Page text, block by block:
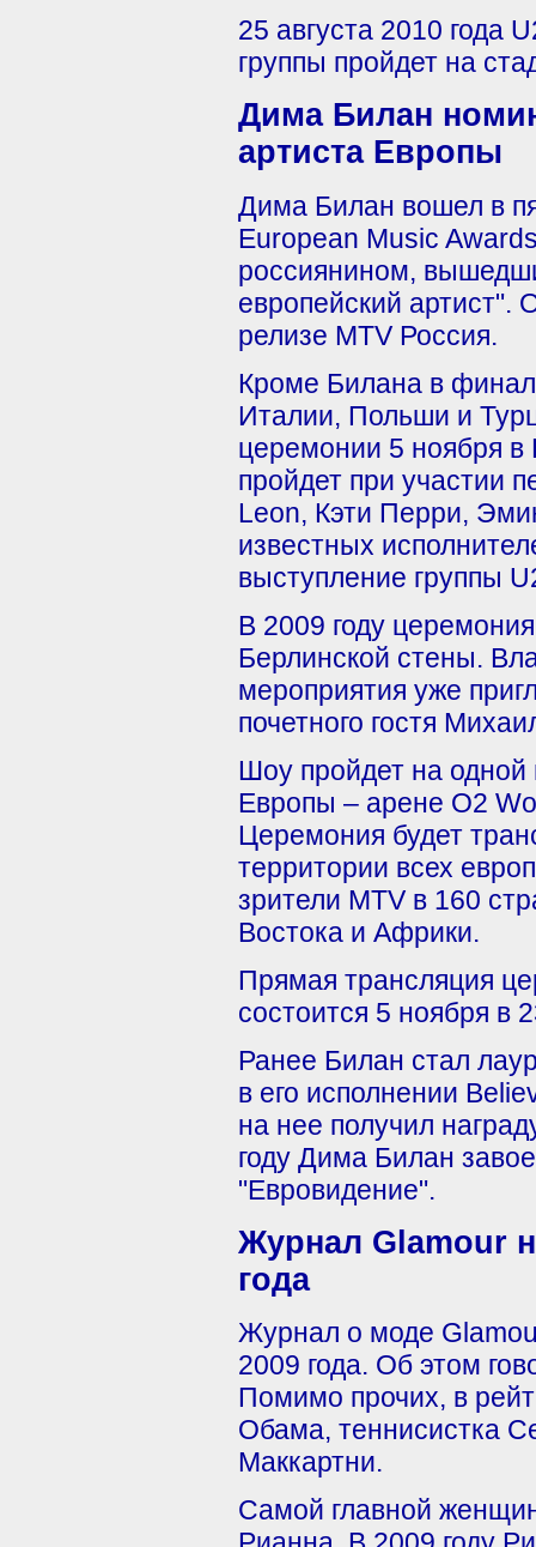
25 августа 2010 года
группы пройдет на
Дима Билан
артиста Европы
Дима Билан вошел в
European Music
россиянином,
европейский артист".
релизе MTV Россия.
Кроме Билана в
Италии, Польши и
церемонии 5 ноября в
пройдет при участии
Leon, Кэти Перри,
известных
выступление группы
В 2009 году
Берлинской стены.
мероприятия уже
почетного гостя
Шоу пройдет на
Европы – арене O2
Церемония будет
территории всех
зрители MTV в 160
Востока и Африки.
Прямая трансляция
состоится 5 ноября в
Ранее Билан стал
в его исполнении
на нее получил
году Дима Билан
"Евровидение".
Журнал Glamour
года
Журнал о моде
2009 года. Об этом
Помимо прочих, в
Обама, теннисистка
Маккартни.
Самой главной